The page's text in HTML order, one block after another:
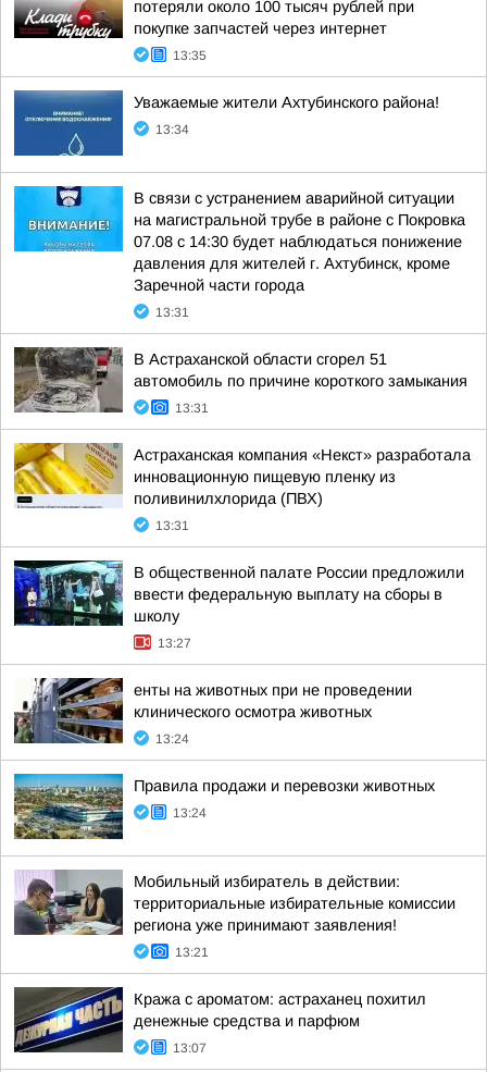
потеряли около 100 тысяч рублей при
покупке запчастей через интернет
13:35
Уважаемые жители Ахтубинского района!
13:34
В связи с устранением аварийной ситуации
на магистральной трубе в районе с Покровка
07.08 с 14:30 будет наблюдаться понижение
давления для жителей г. Ахтубинск, кроме
Заречной части города
13:31
В Астраханской области сгорел 51
автомобиль по причине короткого замыкания
13:31
Астраханская компания «Некст» разработала
инновационную пищевую пленку из
поливинилхлорида (ПВХ)
13:31
В общественной палате России предложили
ввести федеральную выплату на сборы в
школу
13:27
енты на животных при не проведении
клинического осмотра животных
13:24
Правила продажи и перевозки животных
13:24
Мобильный избиратель в действии:
территориальные избирательные комиссии
региона уже принимают заявления!
13:21
Кража с ароматом: астраханец похитил
денежные средства и парфюм
13:07